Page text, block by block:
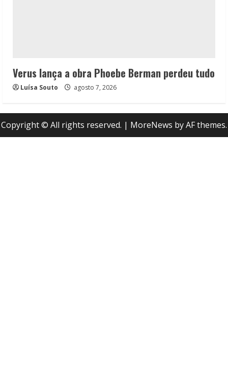
Verus lança a obra Phoebe Berman perdeu tudo
Luísa Souto agosto 7, 2026
Copyright © All rights reserved. | MoreNews by AF themes.